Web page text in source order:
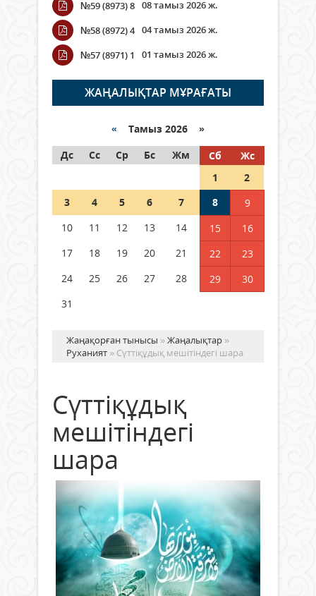
06 тамыз 2026 ж.
Wi-Fi ҚАБЫРҒА АРҚЫЛЫ ҚАЛАЙ
ӨТЕДІ?
06 тамыз 2026 ж. 261
граждане Казахстана,
05 тамыз 2026 ж. 143
Шетелде жүрген Қазақстан
азаматтары қалай дауыс бере
№59 (8973) 8 08 тамыз 2026 ж.
№58 (8972) 4 04 тамыз 2026 ж.
№57 (8971) 1
01 тамыз 2026 ж.
ЖАҢАЛЫҚТАР МҰРАҒАТЫ
« Тамыз 2026 »
Дс
Сс Ср Бс Жм Сб
Жс
1
2
3
4 5 6 7 8
9
10
11 12 13 14 15
16
17
18 19 20 21 22
23
24
25 26 27 28 29
30
31
Жаңақорған тынысы »Жаңалықтар »
Руханият » Сүттіқұдық мешітіндегі шара
Сүттіқұдық
мешітіндегі
шара